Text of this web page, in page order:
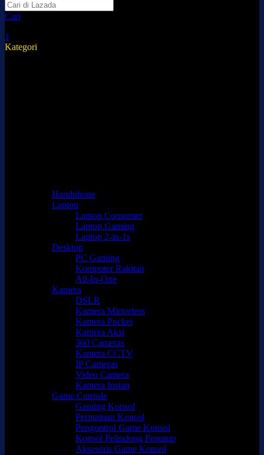
Cari
1
Kategori
Handphone
Laptop
Laptop Consumer
Laptop Gaming
Laptop 2-in-1s
Desktop
PC Gaming
Komputer Rakitan
All-In-One
Kamera
DSLR
Kamera Mirrorless
Kamera Pocket
Kamera Aksi
360 Cameras
Kamera CCTV
IP Cameras
Video Camera
Kamera Instan
Game Console
Gaming Konsol
Permainan Konsol
Pengontrol Game Konsol
Konsol Pelindung Penutup
Aksesoris Game Konsol